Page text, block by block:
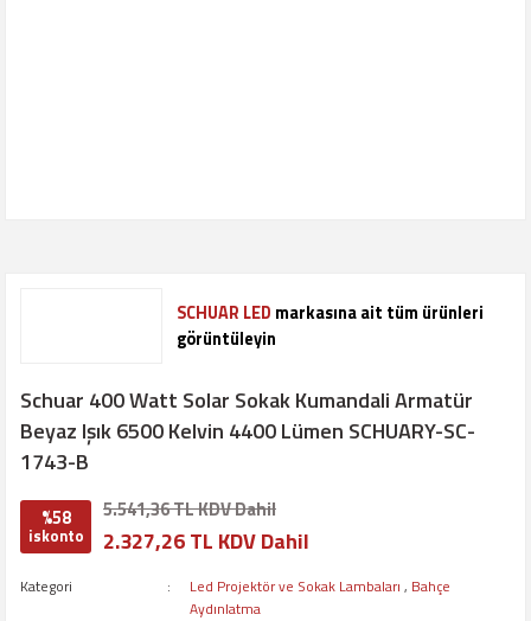
SCHUAR LED markasına ait tüm ürünleri
görüntüleyin
Schuar 400 Watt Solar Sokak Kumandali Armatür
Beyaz Işık 6500 Kelvin 4400 Lümen SCHUARY-SC-
1743-B
%58
iskonto
5.541,36 TL KDV Dahil
2.327,26 TL KDV Dahil
Kategori Led Projektör ve Sokak Lambaları , Bahçe
Aydınlatma